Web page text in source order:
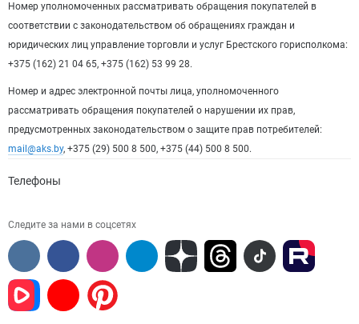
Номер уполномоченных рассматривать обращения покупателей в
соответствии с законодательством об обращениях граждан и
юридических лиц управление торговли и услуг Брестского горисполкома:
+375 (162) 21 04 65, +375 (162) 53 99 28.
Номер и адрес электронной почты лица, уполномоченного
рассматривать обращения покупателей о нарушении их прав,
предусмотренных законодательством о защите прав потребителей:
mail@aks.by, +375 (29) 500 8 500, +375 (44) 500 8 500.
Телефоны
Следите за нами в соцсетях